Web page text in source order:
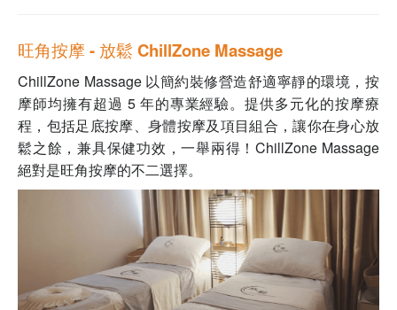
旺角按摩 - 放鬆 ChillZone Massage
ChillZone Massage 以簡約裝修營造舒適寧靜的環境，按
摩師均擁有超過 5 年的專業經驗。提供多元化的按摩療
程，包括足底按摩、身體按摩及項目組合，讓你在身心放
鬆之餘，兼具保健功效，一舉兩得！ChillZone Massage
絕對是旺角按摩的不二選擇。